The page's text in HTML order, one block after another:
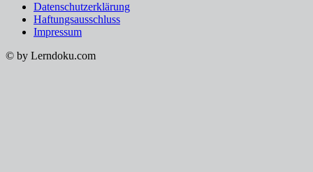
Datenschutz­erklärung
Haftungsausschluss
Impressum
© by Lerndoku.com